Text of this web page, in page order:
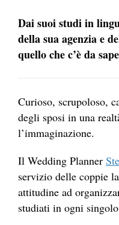
Dai suoi studi in
della sua agenzia e
quello che c’è da
Curioso, scrupoloso,
degli sposi in una
l’immaginazione.
Il Wedding Planner
servizio delle coppie
attitudine ad
studiati in ogni